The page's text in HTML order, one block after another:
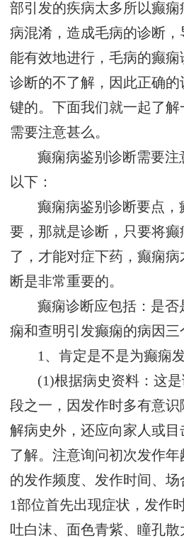
部引发的疾病太多所以癫
病混淆，造成毛病的诊断
能有效地进行，毛病的癫
诊断的不了解，因此正确
键的。下面我们就一起了
需要注意甚么。
癫痫病鉴别诊断需要
以下：
癫痫病鉴别诊断要点，
要，那就是诊断，只要将
了，才能对症下药，癫痫
断是非常重要的。
癫痫诊断应包括：是
痫和查明引发癫痫的病因三
1、肯定是不是为癫痫
(1)根据病史资料：这
段之一，因发作时多有意识
解病史外，还应向家人或
了解。注意询问初次发作
的发作频度、发作时间、
1部位首先出现症状，发作
吐白沫、面色青紫、瞳孔